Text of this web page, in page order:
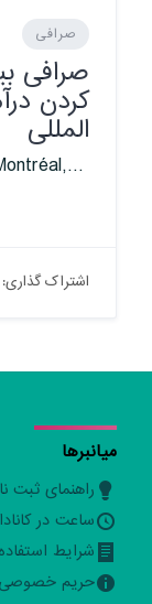
صرافی
صرافی
کردن
المللی
3981 Boulevard Saint-Laurent, Montréal, QC H2W 1Y4, Canada
:اشتراک گذاری
میانبرها
راهنمای ثبت
ساعت در کانادا
شرایط استفاده
حریم خصوصی